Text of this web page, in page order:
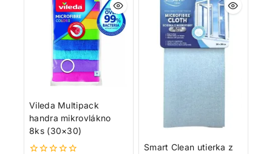
Vileda Multipack
handra mikrovlákno
8ks (30×30)
Smart Clean utierka z